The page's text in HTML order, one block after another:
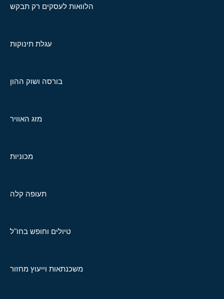
הלוואות לעסקים רק תבקש
עגלת תינוקות
בורסה ושוק ההון
מזג האוויר
מכוניות
תעופה קלה
טיולים וחופש בחו"ל
משכנתאות וייעוץ מחזור